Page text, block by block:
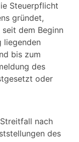
Steuerpflicht
gründet,
dem Beginn
liegenden
bis zum
des
oder
nach
des